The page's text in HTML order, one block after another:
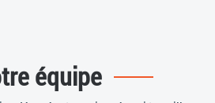
équipe